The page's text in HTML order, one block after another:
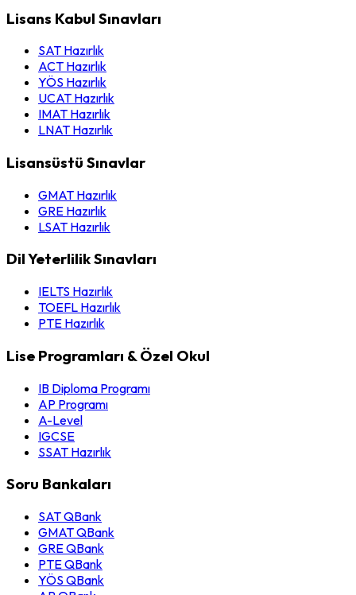
Lisans Kabul Sınavları
SAT Hazırlık
ACT Hazırlık
YÖS Hazırlık
UCAT Hazırlık
IMAT Hazırlık
LNAT Hazırlık
Lisansüstü Sınavlar
GMAT Hazırlık
GRE Hazırlık
LSAT Hazırlık
Dil Yeterlilik Sınavları
IELTS Hazırlık
TOEFL Hazırlık
PTE Hazırlık
Lise Programları & Özel Okul
IB Diploma Programı
AP Programı
A-Level
IGCSE
SSAT Hazırlık
Soru Bankaları
SAT QBank
GMAT QBank
GRE QBank
PTE QBank
YÖS QBank